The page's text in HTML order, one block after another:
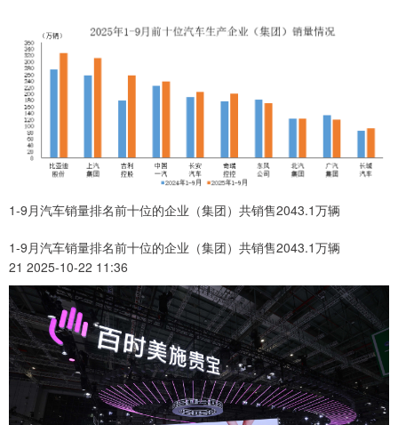
1-9月汽车销量排名前十位的企业（集团）共销售2043.1万辆
1-9月汽车销量排名前十位的企业（集团）共销售2043.1万辆
21 2025-10-22 11:36